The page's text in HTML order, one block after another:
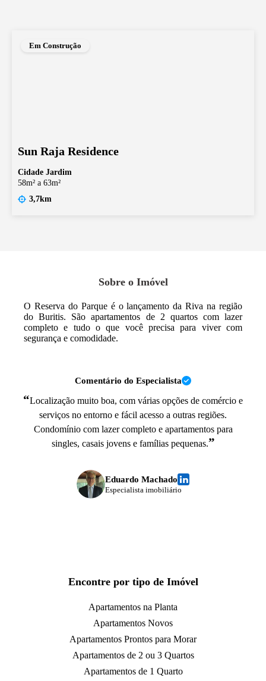
Em Construção
Sun Raja Residence
Cidade Jardim
58m² a 63m²
3,7km
Sobre o Imóvel
O Reserva do Parque é o lançamento da Riva na região
do Buritis. São apartamentos de 2 quartos com lazer
completo e tudo o que você precisa para viver com
segurança e comodidade.
Comentário do Especialista
“Localização muito boa, com várias opções de comércio e
serviços no entorno e fácil acesso a outras regiões.
Condomínio com lazer completo e apartamentos para
singles, casais jovens e famílias pequenas.”
Eduardo Machado
Especialista imobiliário
Encontre por tipo de Imóvel
Apartamentos na Planta
Apartamentos Novos
Apartamentos Prontos para Morar
Apartamentos de 2 ou 3 Quartos
Apartamentos de 1 Quarto